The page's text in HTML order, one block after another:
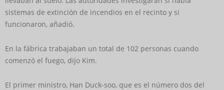
sistemas de extinción de incendios en el recinto y si
funcionaron, añadió.
En la fábrica trabajaban un total de 102 personas cuando
comenzó el fuego, dijo Kim.
El primer ministro, Han Duck-soo, que es el número dos del